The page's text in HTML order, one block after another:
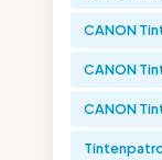
CANON
CANON
CANON